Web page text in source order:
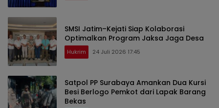
SMSI Jatim–Kejati Siap Kolaborasi
Optimalkan Program Jaksa Jaga Desa
Hukrim 24 Juli 2026 17:45
Satpol PP Surabaya Amankan Dua Kursi
Besi Berlogo Pemkot dari Lapak Barang
Bekas